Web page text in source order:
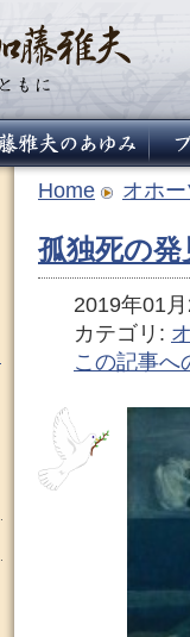
Home オホ
孤独死の発
2019年01
カテゴリ:
この記事へ